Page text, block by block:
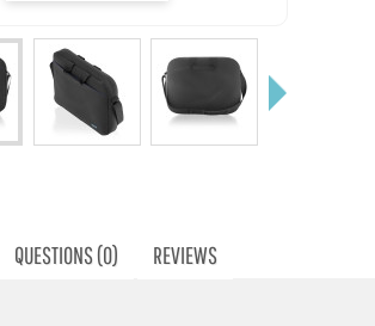
QUESTIONS(0) REVIEWS